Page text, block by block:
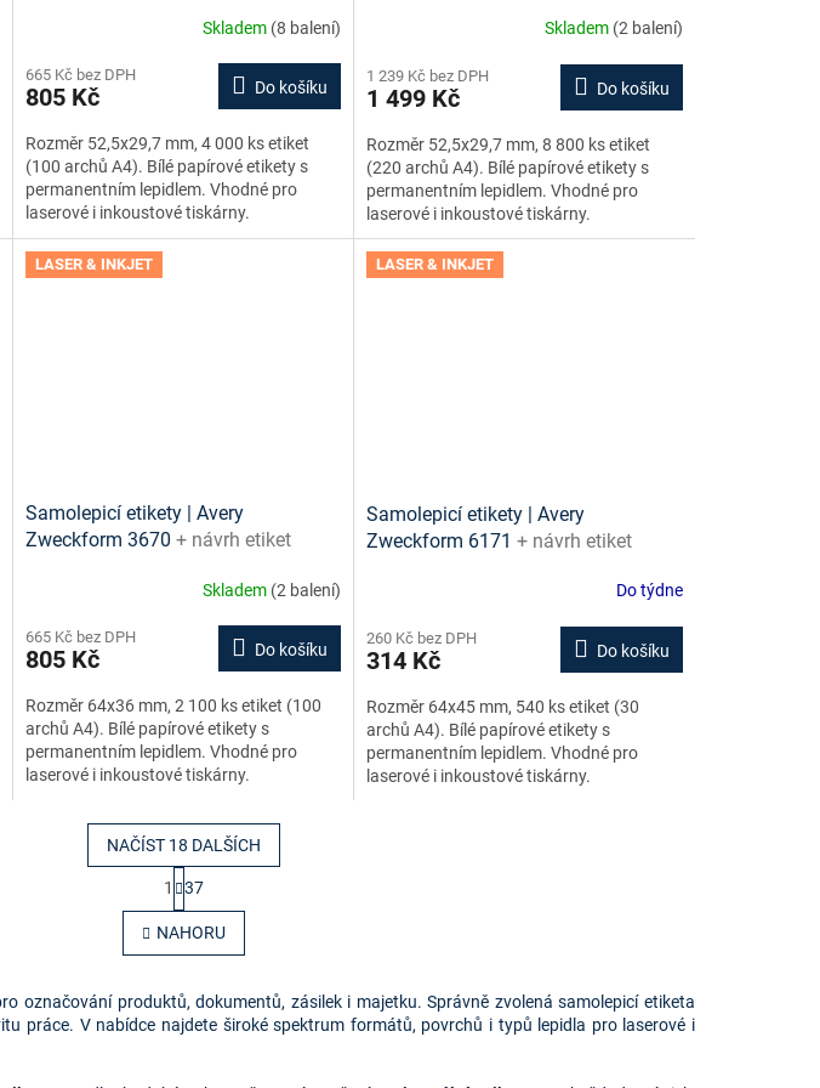
Skladem (8 balení)
665 Kč bez DPH
805 Kč Do košíku
Rozměr 52,5x29,7 mm, 4 000 ks etiket
(100 archů A4). Bílé papírové etikety s
permanentním lepidlem. Vhodné pro
laserové i inkoustové tiskárny.
Skladem (2 balení)
1 239 Kč bez DPH
1 499 Kč Do košíku
Rozměr 52,5x29,7 mm, 8 800 ks etiket
(220 archů A4). Bílé papírové etikety s
permanentním lepidlem. Vhodné pro
laserové i inkoustové tiskárny.
LASER & INKJET
Samolepicí etikety | Avery
Zweckform 3670 + návrh etiket
Skladem (2 balení)
665 Kč bez DPH
805 Kč Do košíku
Rozměr 64x36 mm, 2 100 ks etiket (100
archů A4). Bílé papírové etikety s
permanentním lepidlem. Vhodné pro
laserové i inkoustové tiskárny.
LASER & INKJET
Samolepicí etikety | Avery
Zweckform 6171 + návrh etiket
Do týdne
260 Kč bez DPH
314 Kč Do košíku
Rozměr 64x45 mm, 540 ks etiket (30
archů A4). Bílé papírové etikety s
permanentním lepidlem. Vhodné pro
laserové i inkoustové tiskárny.
O
v
l
d
a
c
NAČÍST 18 DALŠÍCH
S
t
r
á
n
o
v
á
1 37
NAHORU
označování produktů, dokumentů, zásilek i majetku. Správně zvolená samolepicí etiketa
práce. V nabídce najdete široké spektrum formátů, povrchů i typů lepidla pro laserové i